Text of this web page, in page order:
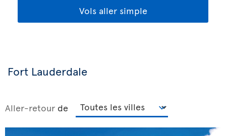
Vols aller simple
Fort Lauderdale
Aller-retour de